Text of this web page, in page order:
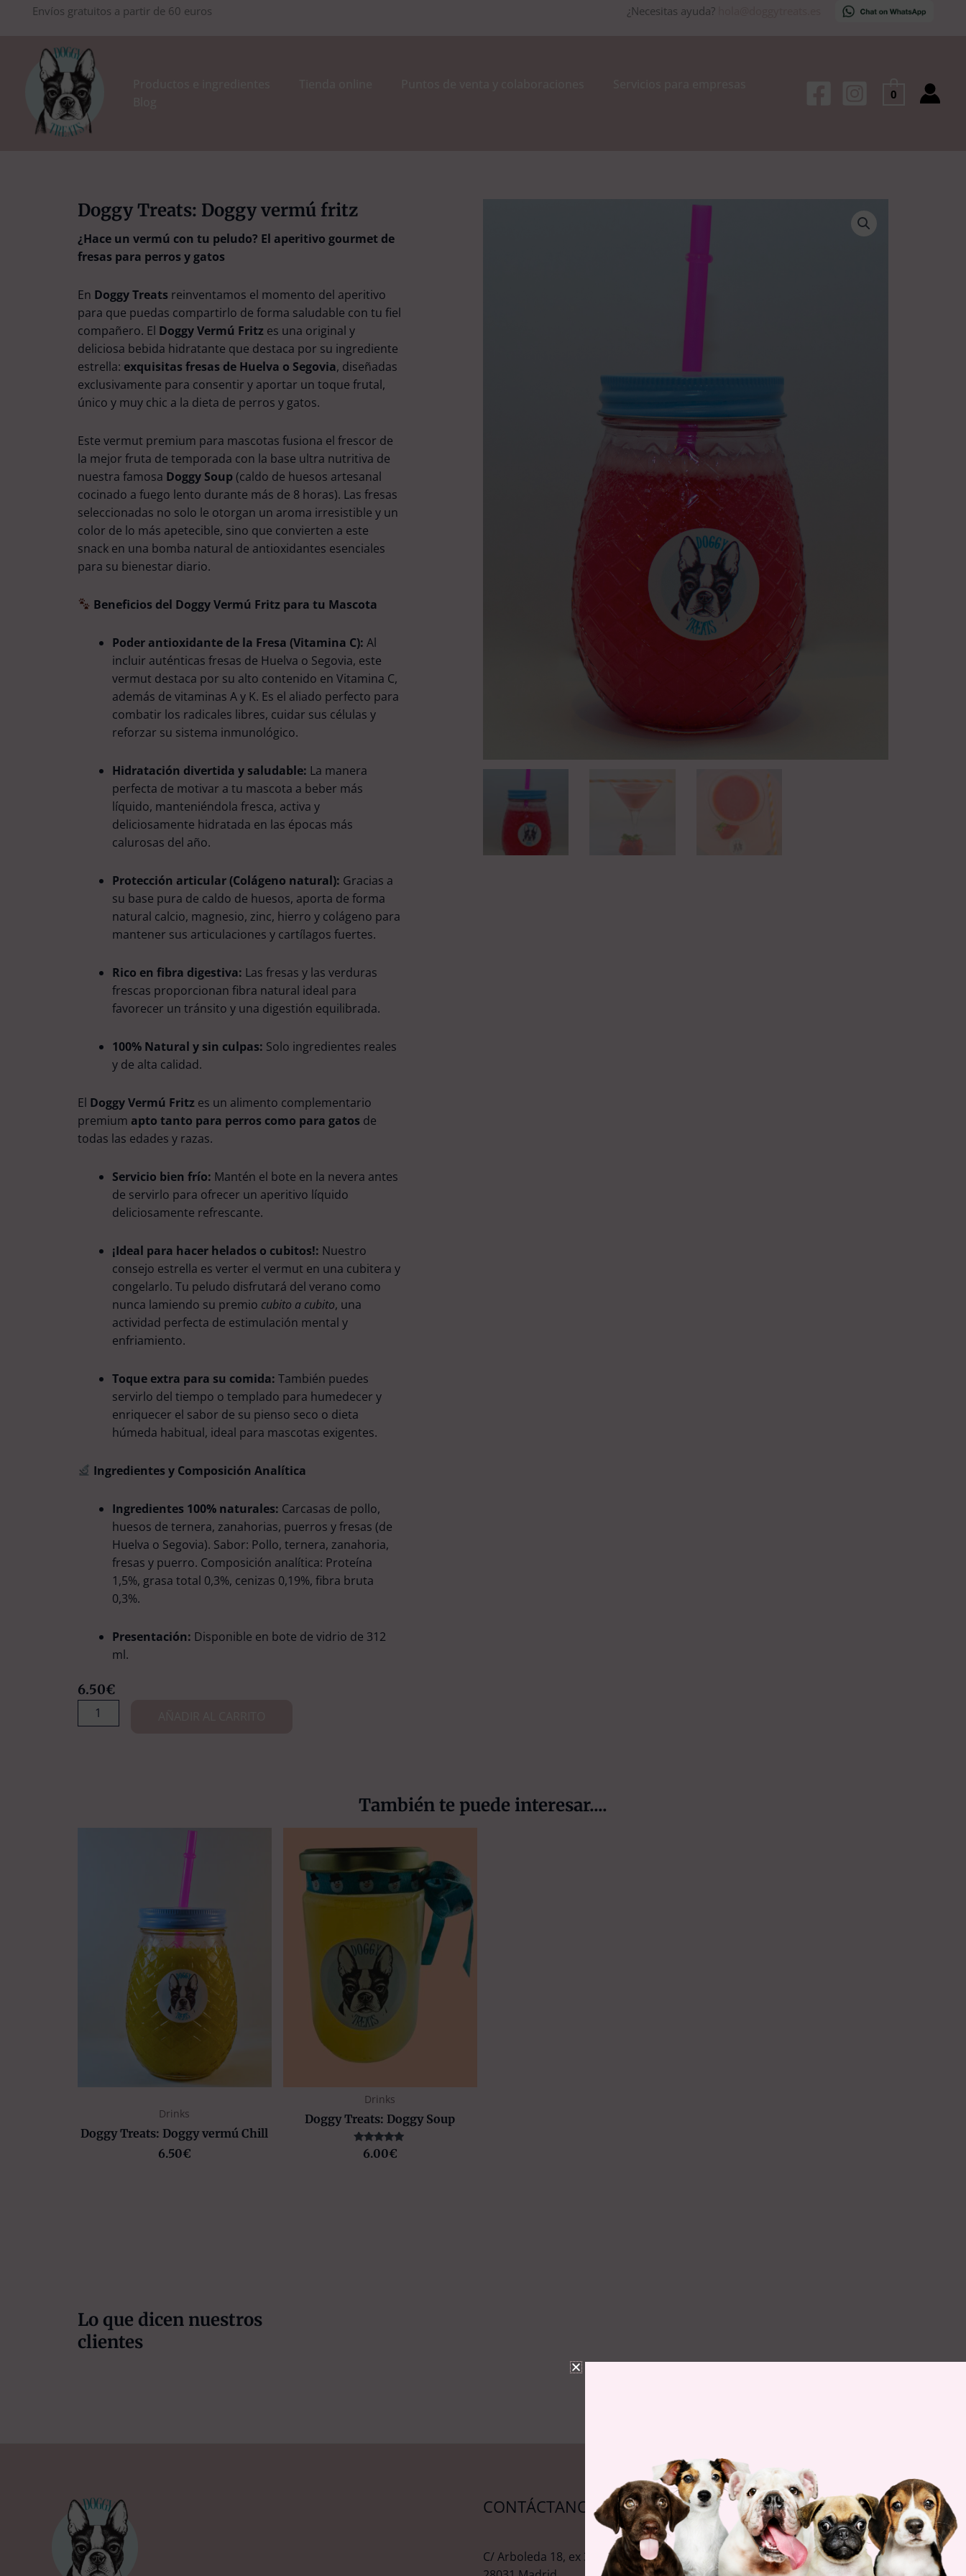
Envíos gratuitos a partir de 60 euros ¿Necesitas ayuda?
0
Doggy Treats: Doggy vermú fritz
¿Hace un vermú con tu peludo? El aperitivo gourmet de
fresas para perros y gatos
En Doggy Treats reinventamos el momento del aperitivo
para que puedas compartirlo de forma saludable con tu fiel
compañero. El Doggy Vermú Fritzes una original y
deliciosa bebida hidratante que destaca por su ingrediente
estrella: exquisitas fresas de Huelva o Segovia, diseñadas
exclusivamente para consentir y aportar un toque frutal,
único y muy chic a la dieta de perros y gatos.
Este vermut premium para mascotas fusiona el frescor de
la mejor fruta de temporada con la base ultra nutritiva de
nuestra famosa Doggy Soup(caldo de huesos artesanal
cocinado a fuego lento durante más de 8 horas). Las fresas
seleccionadas no solo le otorgan un aroma irresistible y un
color de lo más apetecible, sino que convierten a este
snack en una bomba natural de antioxidantes esenciales
para su bienestar diario.
Beneficios del Doggy Vermú Fritz para tu Mascota
Poder antioxidante de la Fresa (Vitamina C): Al
incluir auténticas fresas de Huelva o Segovia, este
vermut destaca por su alto contenido en Vitamina C,
además de vitaminas A y K. Es el aliado perfecto para
combatir los radicales libres, cuidar sus células y
reforzar su sistema inmunológico.
Hidratación divertida y saludable: La manera
perfecta de motivar a tu mascota a beber más
líquido, manteniéndola fresca, activa y
deliciosamente hidratada en las épocas más
calurosas del año.
Protección articular (Colágeno natural): Gracias a
su base pura de caldo de huesos, aporta de forma
natural calcio, magnesio, zinc, hierro y colágeno para
mantener sus articulaciones y cartílagos fuertes.
Rico en fibra digestiva: Las fresas y las verduras
frescas proporcionan fibra natural ideal para
favorecer un tránsito y una digestión equilibrada.
100% Natural y sin culpas: Solo ingredientes reales
y de alta calidad.
El Doggy Vermú Fritzes un alimento complementario
premium apto tanto para perros como para gatos de
todas las edades y razas.
Servicio bien frío: Mantén el bote en la nevera antes
de servirlo para ofrecer un aperitivo líquido
deliciosamente refrescante.
¡Ideal para hacer helados o cubitos!: Nuestro
consejo estrella es verter el vermut en una cubitera y
congelarlo. Tu peludo disfrutará del verano como
nunca lamiendo su premio cubito a cubito, una
actividad perfecta de estimulación mental y
enfriamiento.
Toque extra para su comida: También puedes
servirlo del tiempo o templado para humedecer y
enriquecer el sabor de su pienso seco o dieta
húmeda habitual, ideal para mascotas exigentes.
Ingredientes y Composición Analítica
Ingredientes 100% naturales: Carcasas de pollo,
huesos de ternera, zanahorias, puerros y fresas (de
Huelva o Segovia). Sabor: Pollo, ternera, zanahoria,
fresas y puerro. Composición analítica: Proteína
1,5%, grasa total 0,3%, cenizas 0,19%, fibra bruta
0,3%.
Presentación: Disponible en bote de vidrio de 312
ml.
6.50€
Doggy
Treats:
También te puede interesar....
Drinks
Doggy Treats: Doggy vermú Chill
6.50€
Drinks
Doggy Treats: Doggy Soup
Valorado con
5.00
6.00€
Lo que dicen nuestros
clientes
CONTÁCTANOS
C/ Arboleda 18, ex 339.
DE INTERÉS
Aviso legal